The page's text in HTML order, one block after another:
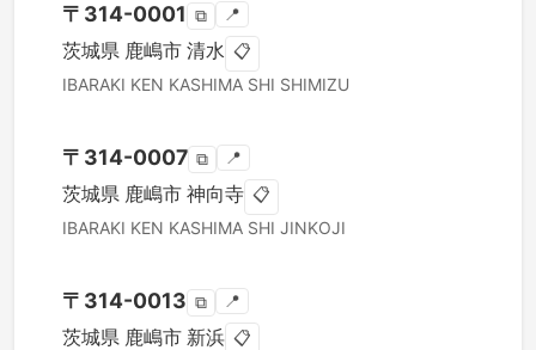
〒 314-0001 ⧉ 📍
茨城県 鹿嶋市 清水 📋
IBARAKI KEN KASHIMA SHI SHIMIZU
〒 314-0007 ⧉ 📍
茨城県 鹿嶋市 神向寺 📋
IBARAKI KEN KASHIMA SHI JINKOJI
〒 314-0013 ⧉ 📍
茨城県 鹿嶋市 新浜 📋